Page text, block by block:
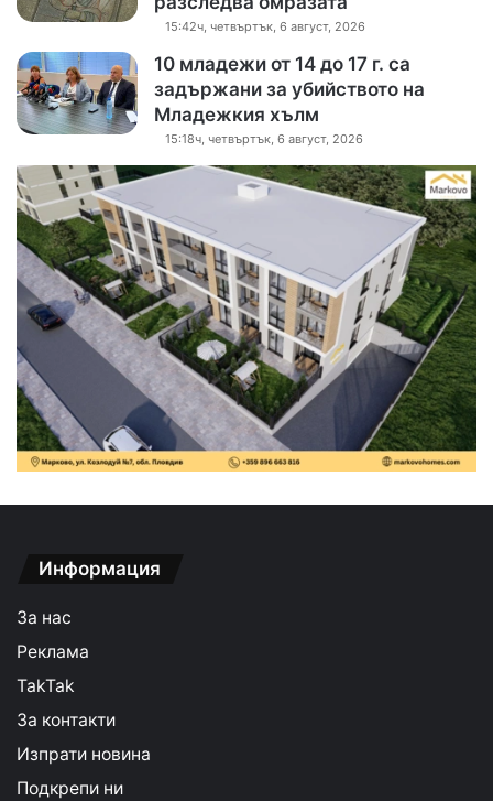
15:42ч, четвъртък, 6 август, 2026
10 младежи от 14 до 17 г. са
задържани за убийството на
Младежкия хълм
15:18ч, четвъртък, 6 август, 2026
Информация
За нас
Реклама
TakTak
За контакти
Изпрати новина
Подкрепи ни